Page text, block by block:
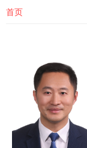
You are here
首页